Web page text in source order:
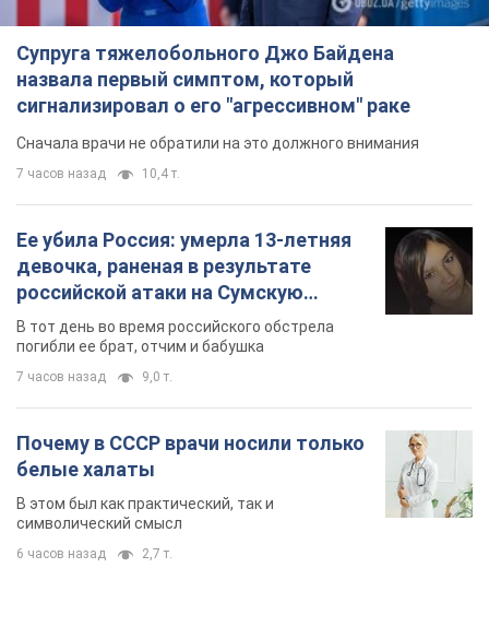
Супруга тяжелобольного Джо Байдена
назвала первый симптом, который
сигнализировал о его "агрессивном" раке
Сначала врачи не обратили на это должного внимания
7 часов назад 10,4 т.
Ее убила Россия: умерла 13-летняя
девочка, раненая в результате
российской атаки на Сумскую
область. Фото
В тот день во время российского обстрела
погибли ее брат, отчим и бабушка
7 часов назад 9,0 т.
Почему в СССР врачи носили только
белые халаты
В этом был как практический, так и
символический смысл
6 часов назад 2,7 т.